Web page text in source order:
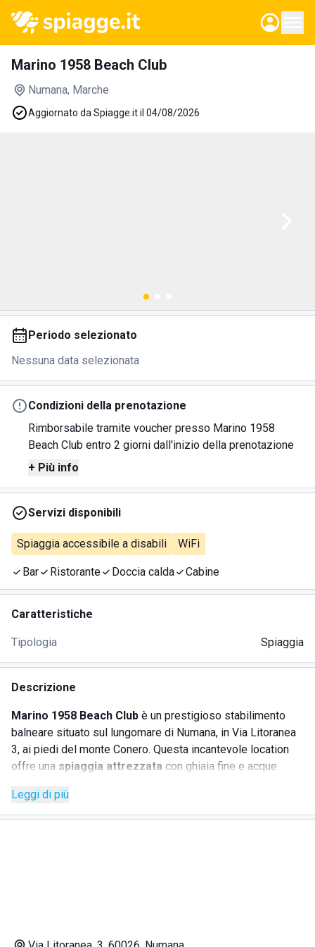
Marino 1958 Beach Club
Numana, Marche
Aggiornato da Spiagge.it il 04/08/2026
Periodo selezionato
Nessuna data selezionata
Condizioni della prenotazione
Rimborsabile tramite voucher presso Marino 1958
Beach Club entro 2 giorni dall'inizio della prenotazione
+ Più info
Servizi disponibili
Spiaggia accessibile a disabili WiFi
Bar Ristorante Doccia calda Cabine
Caratteristiche
Tipologia Spiaggia
Descrizione
Marino 1958 Beach Club è un prestigioso stabilimento
balneare situato sul lungomare di Numana, in Via Litoranea
3, ai piedi del monte Conero. Questa incantevole location
offre una spiaggia attrezzata con ghiaia fine e acque
struttura è dotata di un parcheggio non assistito,
accessibile per una giornata al mare in famiglia.
Leggi di più